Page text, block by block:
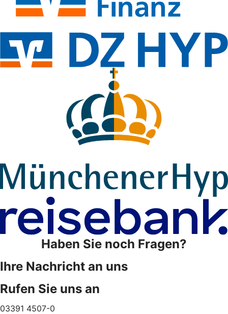
Haben Sie noch Fragen?
Ihre Nachricht an uns
Rufen Sie uns an
03391 4507-0